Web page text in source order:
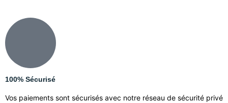
100% Sécurisé
Vos paiements sont sécurisés avec notre réseau de sécurité privé